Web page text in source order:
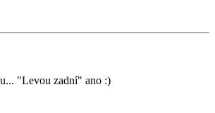
"Levou zadní" ano :)